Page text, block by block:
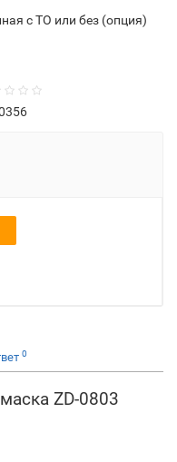
с ТО или без (опция)
0
ZD-0803